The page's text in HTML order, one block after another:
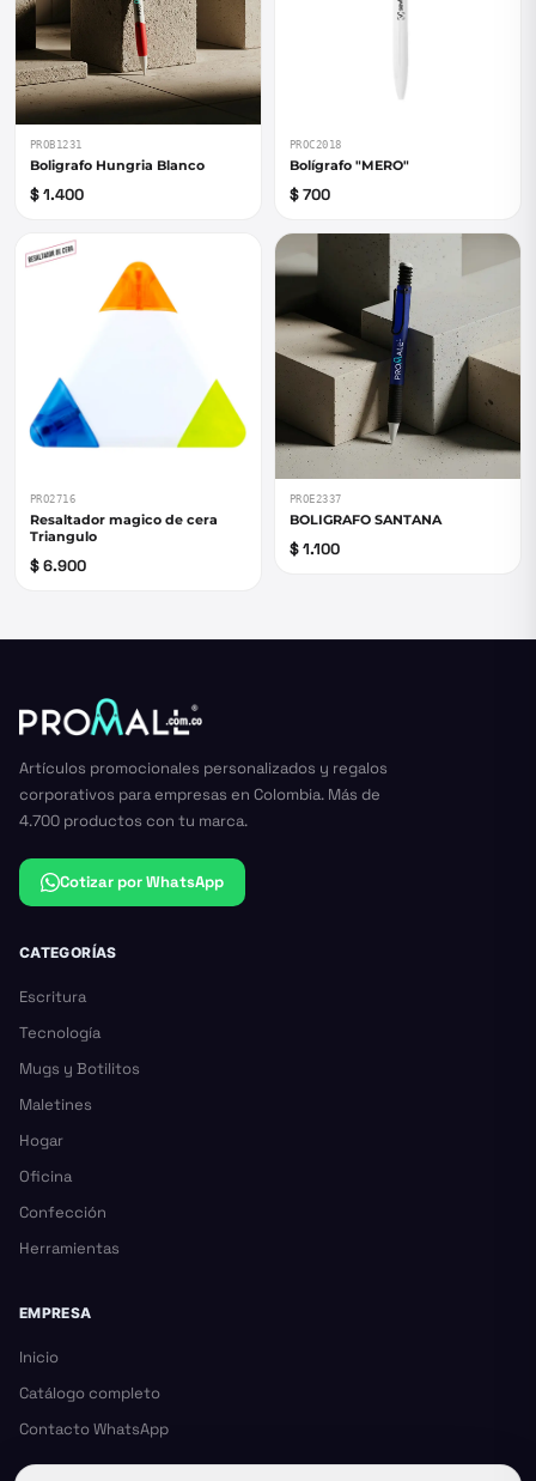
PROB1231
Boligrafo Hungria Blanco
$ 1.400
PROC2018
Bolígrafo "MERO"
$ 700
PRO2716
Resaltador magico de cera
Triangulo
$ 6.900
PROE2337
BOLIGRAFO SANTANA
$ 1.100
Artículos promocionales personalizados y regalos
corporativos para empresas en Colombia. Más de
4.700 productos con tu marca.
Cotizar por WhatsApp
CATEGORÍAS
Escritura
Tecnología
Mugs y Botilitos
Maletines
Hogar
Oficina
Confección
Herramientas
EMPRESA
Inicio
Catálogo completo
Contacto WhatsApp